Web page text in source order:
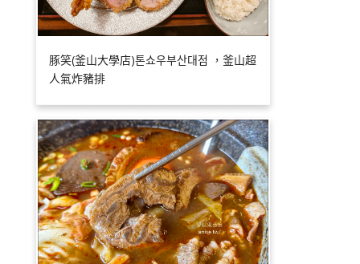
豚笑(釜山大學店)톤쇼우부산대점 ，釜山超
人氣炸豬排